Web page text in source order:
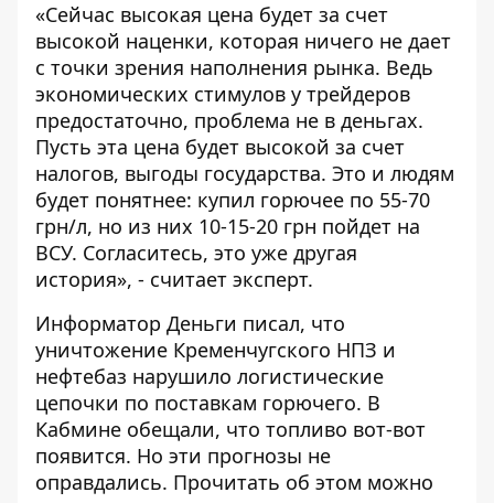
«Сейчас высокая цена будет за счет
высокой наценки, которая ничего не дает
с точки зрения наполнения рынка. Ведь
экономических стимулов у трейдеров
предостаточно, проблема не в деньгах.
Пусть эта цена будет высокой за счет
налогов, выгоды государства. Это и людям
будет понятнее: купил горючее по 55-70
грн/л, но из них 10-15-20 грн пойдет на
ВСУ. Согласитесь, это уже другая
история», - считает эксперт.
Информатор Деньги писал, что
уничтожение Кременчугского НПЗ и
нефтебаз нарушило логистические
цепочки по поставкам горючего. В
Кабмине обещали, что топливо вот-вот
появится. Но эти прогнозы не
оправдались. Прочитать об этом можно